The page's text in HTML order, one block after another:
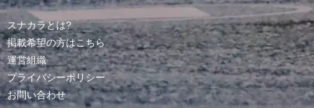
スナカラとは?
掲載希望の方はこちら
運営組織
プライバシーポリシー
お問い合わせ